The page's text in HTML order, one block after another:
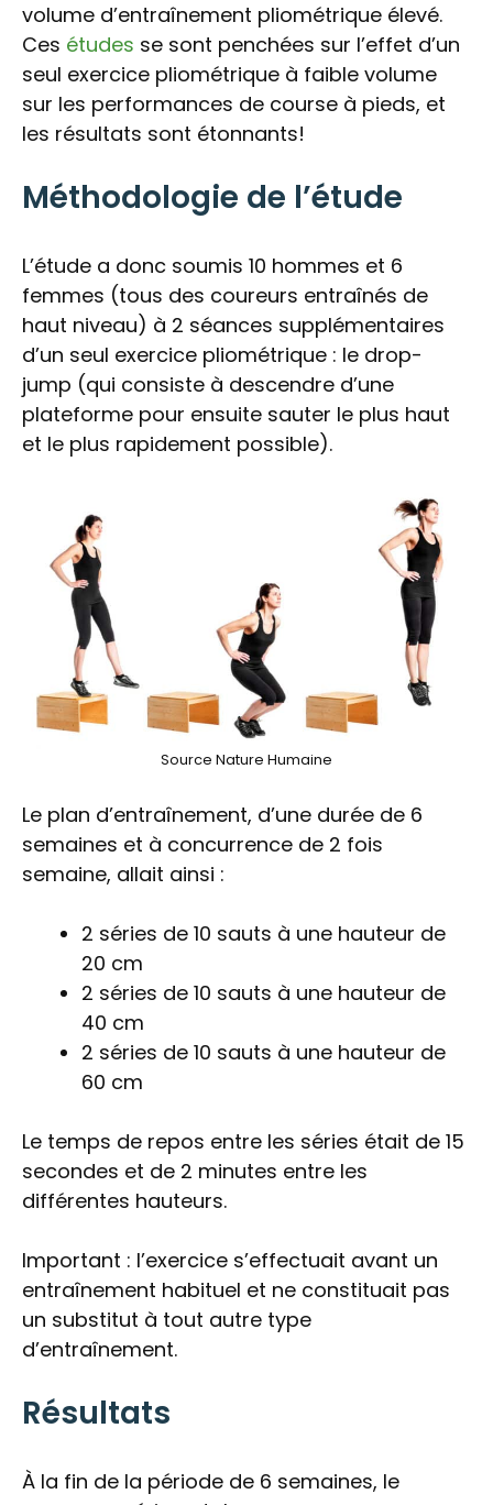
volume d’entraînement pliométrique élevé.
Ces études se sont penchées sur l’effet d’un
seul exercice pliométrique à faible volume
sur les performances de course à pieds, et
les résultats sont étonnants!
Méthodologie de l’étude
L’étude a donc soumis 10 hommes et 6
femmes (tous des coureurs entraînés de
haut niveau) à 2 séances supplémentaires
d’un seul exercice pliométrique : le drop-
jump (qui consiste à descendre d’une
plateforme pour ensuite sauter le plus haut
et le plus rapidement possible).
Source Nature Humaine
Le plan d’entraînement, d’une durée de 6
semaines et à concurrence de 2 fois
semaine, allait ainsi :
2 séries de 10 sauts à une hauteur de
20 cm
2 séries de 10 sauts à une hauteur de
40 cm
2 séries de 10 sauts à une hauteur de
60 cm
Le temps de repos entre les séries était de 15
secondes et de 2 minutes entre les
différentes hauteurs.
Important : l’exercice s’effectuait avant un
entraînement habituel et ne constituait pas
un substitut à tout autre type
d’entraînement.
Résultats
À la fin de la période de 6 semaines, le